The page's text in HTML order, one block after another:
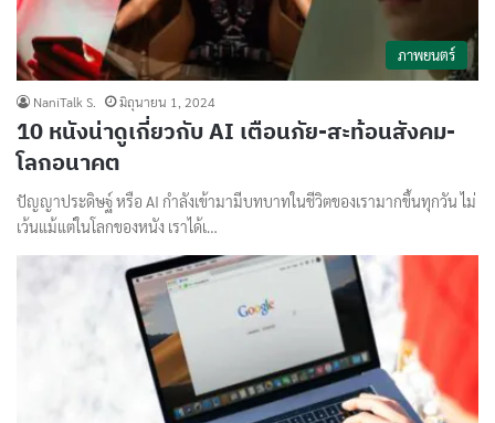
ภาพยนตร์
NaniTalk S. มิถุนายน 1, 2024
10 หนังน่าดูเกี่ยวกับ AI เตือนภัย-สะท้อนสังคม-
โลกอนาคต
ปัญญาประดิษฐ์ หรือ AI กำลังเข้ามามีบทบาทในชีวิตของเรามากขึ้นทุกวัน ไม่
เว้นแม้แต่ในโลกของหนัง เราได้เ…